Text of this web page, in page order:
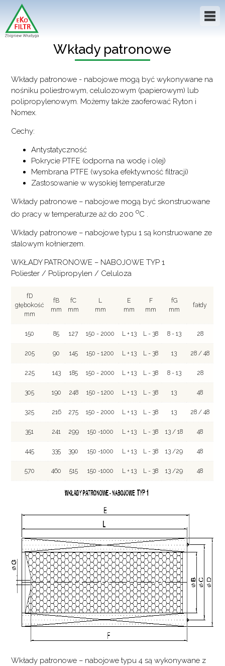
Wkłady patronowe
Wkłady patronowe - nabojowe mogą być wykonywane na
nośniku poliestrowym, celulozowym (papierowym) lub
polipropylenowym. Możemy także zaoferować Ryton i
Nomex.
Cechy:
Antystatyczność
Pokrycie PTFE (odporna na wodę i olej)
Membrana PTFE (wysoka efektywność filtracji)
Zastosowanie w wysokiej temperaturze
Wkłady patronowe – nabojowe mogą być skonstruowane
do pracy w temperaturze aż do 200oC .
Wkłady patronowe – nabojowe typu 1 są konstruowane ze
stalowym kołnierzem.
WKŁADY PATRONOWE – NABOJOWE TYP 1
Poliester / Polipropylen / Celuloza
fD
głębokość
mm
fB
mm
fC
mm
L
mm
E
mm
F
mm
fG
mm
fałdy
150 85 127 150 - 2000 L + 13 L - 38 8 - 13 28
205 90 145 150 - 1200 L + 13 L - 38 13 28 / 48
225 143 185 150 - 2000 L + 13 L - 38 8 - 13 28
305 190 248 150 - 1200 L + 13 L - 38 13 48
325 216 275 150 - 2000 L + 13 L - 38 13 28 / 48
351 241 299 150 -1000 L + 13 L - 38 13 / 18 48
445 335 390 150 -1000 L + 13 L - 38 13 /29 48
570 460 515 150 -1000 L + 13 L - 38 13 /29 48
Wkłady patronowe – nabojowe typu 4 są wykonywane z